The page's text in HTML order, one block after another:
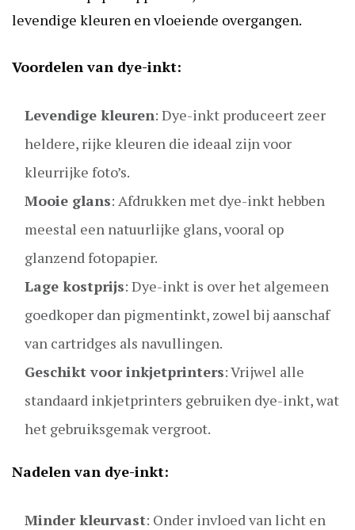
levendige kleuren en vloeiende overgangen.
Voordelen van dye-inkt:
Levendige kleuren: Dye-inkt produceert zeer
heldere, rijke kleuren die ideaal zijn voor
kleurrijke foto’s.
Mooie glans: Afdrukken met dye-inkt hebben
meestal een natuurlijke glans, vooral op
glanzend fotopapier.
Lage kostprijs: Dye-inkt is over het algemeen
goedkoper dan pigmentinkt, zowel bij aanschaf
van cartridges als navullingen.
Geschikt voor inkjetprinters: Vrijwel alle
standaard inkjetprinters gebruiken dye-inkt, wat
het gebruiksgemak vergroot.
Nadelen van dye-inkt:
Minder kleurvast: Onder invloed van licht en